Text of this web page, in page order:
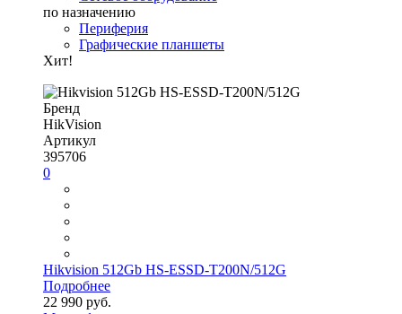
по назначению
Периферия
Графические планшеты
Хит!
Бренд
HikVision
Артикул
395706
0
Hikvision 512Gb HS-ESSD-T200N/512G
Подробнее
22 990 руб.